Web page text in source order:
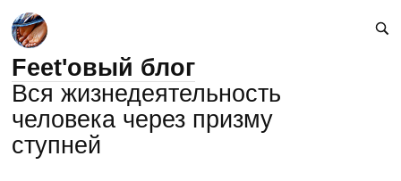
Feet'овый блог
Вся жизнедеятельность
человека через призму
ступней